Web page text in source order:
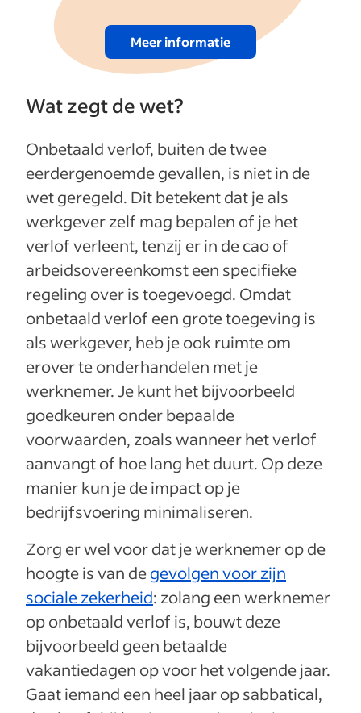
Meer informatie
Wat zegt de wet?
Onbetaald verlof, buiten de twee
eerdergenoemde gevallen, is niet in de
wet geregeld. Dit betekent dat je als
werkgever zelf mag bepalen of je het
verlof verleent, tenzij er in de cao of
arbeidsovereenkomst een specifieke
regeling over is toegevoegd. Omdat
onbetaald verlof een grote toegeving is
als werkgever, heb je ook ruimte om
erover te onderhandelen met je
werknemer. Je kunt het bijvoorbeeld
goedkeuren onder bepaalde
voorwaarden, zoals wanneer het verlof
aanvangt of hoe lang het duurt. Op deze
manier kun je de impact op je
bedrijfsvoering minimaliseren.
Zorg er wel voor dat je werknemer op de
hoogte is van degevolgen voor zijn
sociale zekerheid: zolang een werknemer
op onbetaald verlof is, bouwt deze
bijvoorbeeld geen betaalde
vakantiedagen op voor het volgende jaar.
Gaat iemand een heel jaar op sabbatical,